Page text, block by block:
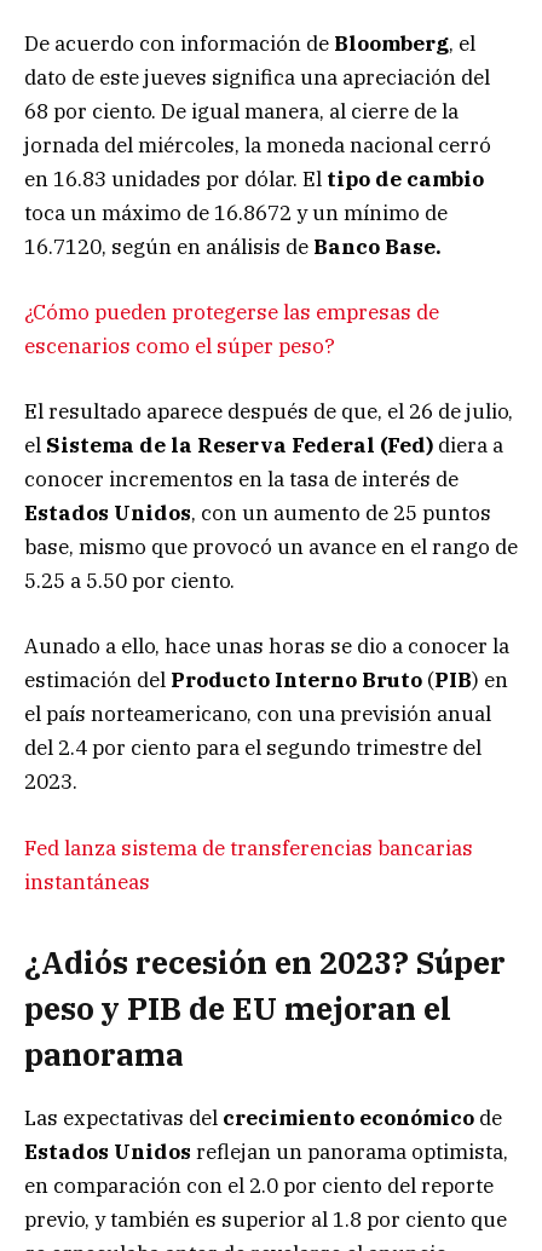
De acuerdo con información de Bloomberg, el
dato de este jueves significa una apreciación del
68 por ciento. De igual manera, al cierre de la
jornada del miércoles, la moneda nacional cerró
en 16.83 unidades por dólar. El tipo de cambio
toca un máximo de 16.8672 y un mínimo de
16.7120, según en análisis de Banco Base.
¿Cómo pueden protegerse las empresas de
escenarios como el súper peso?
El resultado aparece después de que, el 26 de julio,
el Sistema de la Reserva Federal (Fed) diera a
conocer incrementos en la tasa de interés de
Estados Unidos, con un aumento de 25 puntos
base, mismo que provocó un avance en el rango de
5.25 a 5.50 por ciento.
Aunado a ello, hace unas horas se dio a conocer la
estimación del Producto Interno Bruto (PIB) en
el país norteamericano, con una previsión anual
del 2.4 por ciento para el segundo trimestre del
2023.
Fed lanza sistema de transferencias bancarias
instantáneas
¿Adiós recesión en 2023? Súper
peso y PIB de EU mejoran el
panorama
Las expectativas del crecimiento económico de
Estados Unidos reflejan un panorama optimista,
en comparación con el 2.0 por ciento del reporte
previo, y también es superior al 1.8 por ciento que